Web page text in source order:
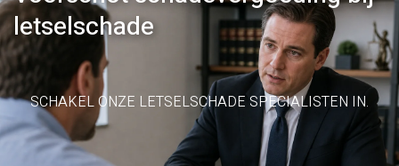
letselschade
SCHAKEL ONZE LETSELSCHADE SPECIALISTEN IN.